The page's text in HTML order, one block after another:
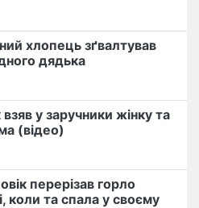
хлопець​ ️зґвалтував
дядька
у заручники жінку та
(відео)
перерізав горло
коли та спала у своєму